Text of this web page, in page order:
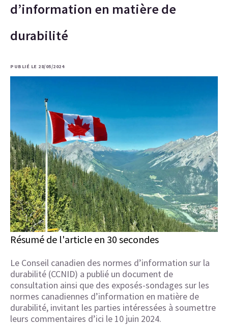
d’information en matière de
durabilité
PUBLIÉ LE 28/05/2024
Résumé de l'article en 30 secondes
Le Conseil canadien des normes d’information sur la
durabilité (CCNID) a publié un document de
consultation ainsi que des exposés-sondages sur les
normes canadiennes d’information en matière de
durabilité, invitant les parties intéressées à soumettre
leurs commentaires d’ici le 10 juin 2024.